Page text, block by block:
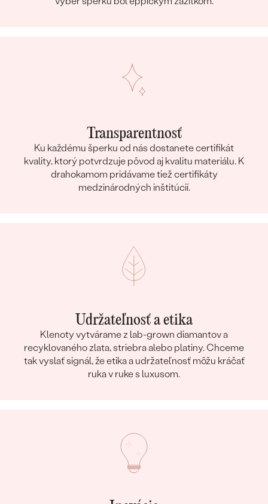
Transparentnosť
Ku každému šperku od nás dostanete certifikát
kvality, ktorý potvrdzuje pôvod aj kvalitu materiálu. K
drahokamom pridávame tiež certifikáty
medzinárodných inštitúcií.
Udržateľnosť a etika
Klenoty vytvárame z lab-grown diamantov a
recyklovaného zlata, striebra alebo platiny. Chceme
tak vyslať signál, že etika a udržateľnosť môžu kráčať
ruka v ruke s luxusom.